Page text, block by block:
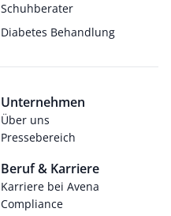
Schuhberater
Diabetes Behandlung
Unternehmen
Über uns
Pressebereich
Beruf & Karriere
Karriere bei Avena
Compliance